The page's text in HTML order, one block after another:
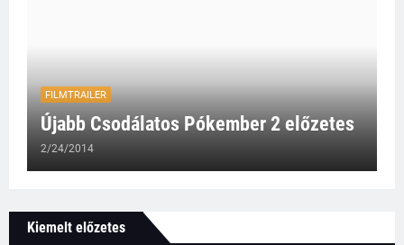
FILMTRAILER
Újabb Csodálatos Pókember 2 előzetes
2/24/2014
Kiemelt előzetes